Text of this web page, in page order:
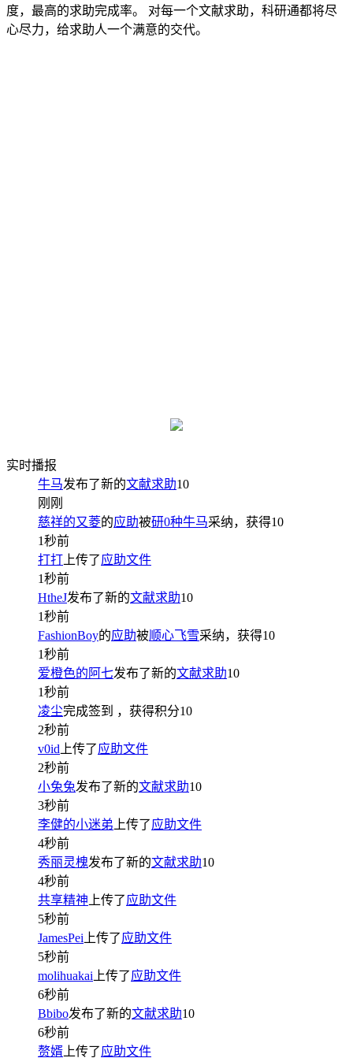
度，最高的求助完成率。 对每一个文献求助，科研通都将尽
心尽力，给求助人一个满意的交代。
实时播报
牛马发布了新的文献求助10
刚刚
慈祥的又菱的应助被研0种牛马采纳，获得10
1秒前
打打 上传了应助文件
1秒前
HtheJ发布了新的文献求助10
1秒前
FashionBoy的应助被顺心飞雪采纳，获得10
1秒前
爱橙色的阿七发布了新的文献求助10
1秒前
凌尘完成签到 ，获得积分10
2秒前
v0id 上传了应助文件
2秒前
小兔兔发布了新的文献求助10
3秒前
李健的小迷弟 上传了应助文件
4秒前
秀丽灵槐发布了新的文献求助10
4秒前
共享精神 上传了应助文件
5秒前
JamesPei 上传了应助文件
5秒前
molihuakai 上传了应助文件
6秒前
Bbibo发布了新的文献求助10
6秒前
赘婿 上传了应助文件